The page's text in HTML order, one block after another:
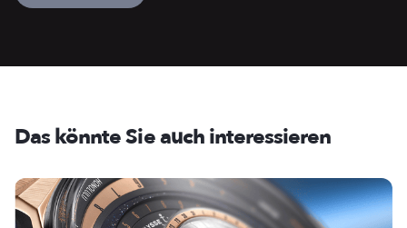
Das könnte Sie auch interessieren